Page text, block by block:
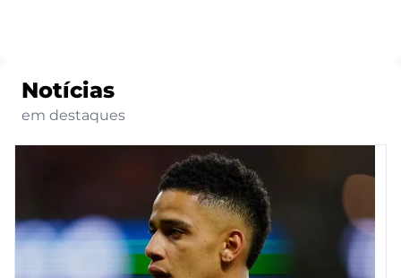
Notícias
em destaques